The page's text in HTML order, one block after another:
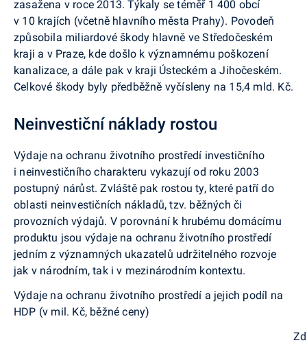
zasažena v roce 2013. Týkaly se téměř 1 400 obcí
v 10 krajích (včetně hlavního města Prahy). Povodeň
způsobila miliardové škody hlavně ve Středočeském
kraji a v Praze, kde došlo k významnému poškození
kanalizace, a dále pak v kraji Ústeckém a Jihočeském.
Celkové škody byly předběžně vyčísleny na 15,4 mld. Kč.
Neinvestiční náklady rostou
Výdaje na ochranu životního prostředí investičního
i neinvestičního charakteru vykazují od roku 2003
postupný nárůst. Zvláště pak rostou ty, které patří do
oblasti neinvestičních nákladů, tzv. běžných či
provozních výdajů. V porovnání k hrubému domácímu
produktu jsou výdaje na ochranu životního prostředí
jedním z významných ukazatelů udržitelného rozvoje
jak v národním, tak i v mezinárodním kontextu.
Výdaje na ochranu životního prostředí a jejich podíl na
HDP (v mil. Kč, běžné ceny)